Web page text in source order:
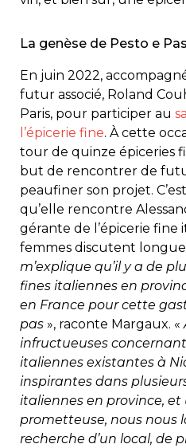
La genèse de Pesto e
En juin 2022,
futur associé, Roland
Paris, pour participer au
l’épicerie fine. À cette
tour de quinze épiceries
but de rencontrer de
peaufiner son projet.
qu’elle rencontre
gérante de l’épicerie fine
femmes discutent
m’explique qu’il y a de
fines italiennes en
en France pour cette
pas », raconte Margaux. «
infructueuses
italiennes existantes à
inspirantes dans
italiennes en province,
prometteuse, nous nous
recherche d’un local, de